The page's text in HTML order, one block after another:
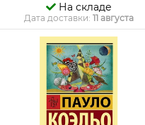
На складе
Дата доставки: 11 августа